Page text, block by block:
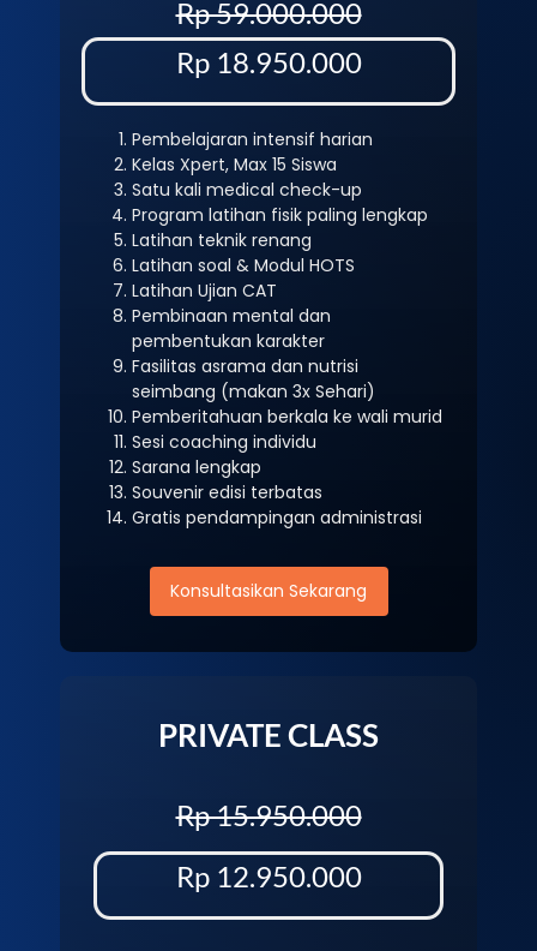
Rp 59.000.000
Rp 18.950.000
Pembelajaran intensif harian
Kelas Xpert, Max 15 Siswa
Satu kali medical check-up
Program latihan fisik paling lengkap
Latihan teknik renang
Latihan soal & Modul HOTS
Latihan Ujian CAT
Pembinaan mental dan
pembentukan karakter
Fasilitas asrama dan nutrisi
seimbang (makan 3x Sehari)
Pemberitahuan berkala ke wali murid
Sesi coaching individu
Sarana lengkap
Souvenir edisi terbatas
Gratis pendampingan administrasi
Konsultasikan Sekarang
PRIVATE CLASS
Rp 15.950.000
Rp 12.950.000